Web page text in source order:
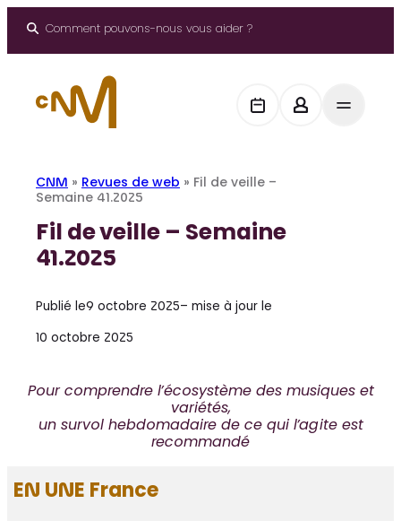
Comment pouvons-nous vous aider ?
CNM » Revues de web » Fil de veille –
Semaine 41.2025
Fil de veille – Semaine
41.2025
Publié le9 octobre 2025– mise à jour le
10 octobre 2025
Pour comprendre l’écosystème des musiques et
variétés,
un survol hebdomadaire de ce qui l’agite est
recommandé
EN UNE France